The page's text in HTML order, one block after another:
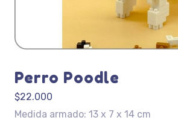
Perro Poodle
$22.000
Medida armado: 13 x 7 x 14 cm